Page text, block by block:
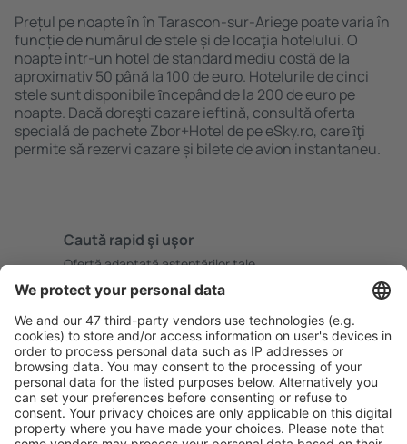
Prețul pe noapte în în Tarascon-sur-Ariege poate varia în
funcție de numărul de stele și de locaţia hotelului. O
noapte într-un hotel de standard mediu costă de la
aproximativ 50 până la 100 de euro. Hotelurile de cinci
stele sunt disponibile ȋncepând de la 200 de euro pe
noapte. Dacă doreşti cazare ieftină, consultă oferta
specială de pachete Zbor+Hotel de pe eSky.ro, care ȋţi
permite să rezervi cazare și bilete de avion instantaneu.
Caută rapid şi uşor
Ofertă adaptată aşteptărilor tale.
Planifică ȋn siguranţă
Rezervare fără griji cu opțiune gratuită de anulare.
Economiseşte mai mult
Prețuri atractive și oferte speciale pentru utilizatorii
conectați.